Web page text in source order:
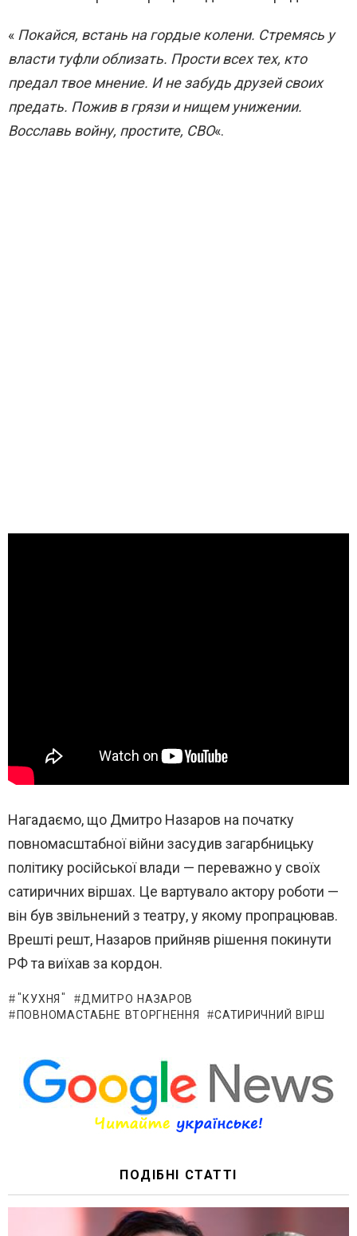
« Покайся, встань на гордые колени. Стремясь у
власти туфли облизать. Прости всех тех, кто
предал твое мнение. И не забудь друзей своих
предать. Пожив в грязи и нищем унижении.
Восславь войну, простите, СВО«.
Нагадаємо, що Дмитро Назаров на початку
повномасштабної війни засудив загарбницьку
політику російської влади — переважно у своїх
сатиричних віршах. Це вартувало актору роботи —
він був звільнений з театру, у якому пропрацював.
Врешті решт, Назаров прийняв рішення покинути
РФ та виїхав за кордон.
"КУХНЯ"
ДМИТРО НАЗАРОВ
ПОВНОМАСТАБНЕ ВТОРГНЕННЯ
САТИРИЧНИЙ ВІРШ
ПОДІБНІ СТАТТІ